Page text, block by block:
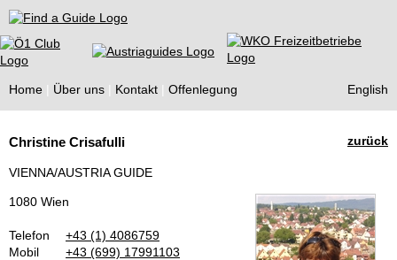
Find a Guide
Home Über uns Kontakt Offenlegung English
Guides
zurück
Christine Crisafulli
VIENNA/AUSTRIA GUIDE
1080 Wien
Telefon
+43 (1) 4086759
Mobil
+43 (699) 17991103